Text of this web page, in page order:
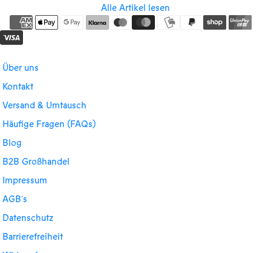
Alle Artikel lesen
Über uns
Kontakt
Versand & Umtausch
Häufige Fragen (FAQs)
Blog
B2B Großhandel
Impressum
AGB´s
Datenschutz
Barrierefreiheit